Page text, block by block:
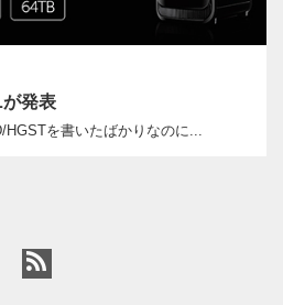
発表
HGSTを書いたばかりなのに...